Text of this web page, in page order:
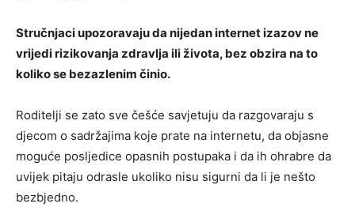
Stručnjaci upozoravaju da nijedan internet izazov ne
vrijedi rizikovanja zdravlja ili života, bez obzira na to
koliko se bezazlenim činio.
Roditelji se zato sve češće savjetuju da razgovaraju s
djecom o sadržajima koje prate na internetu, da objasne
moguće posljedice opasnih postupaka i da ih ohrabre da
uvijek pitaju odrasle ukoliko nisu sigurni da li je nešto
bezbjedno.